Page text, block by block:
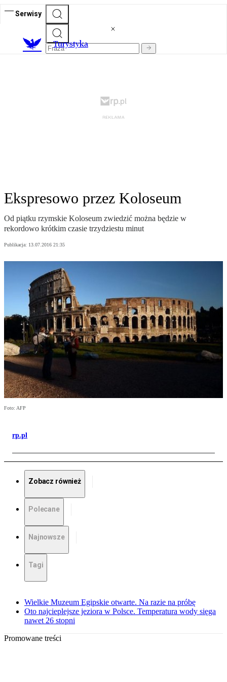
Serwisy
Turystyka
Ekspresowo przez Koloseum
Od piątku rzymskie Koloseum zwiedzić można będzie w
rekordowo krótkim czasie trzydziestu minut
Publikacja: 13.07.2016 21:35
Foto: AFP
rp.pl
Zobacz również
Polecane
Najnowsze
Tagi
Wielkie Muzeum Egipskie otwarte. Na razie na próbę
Oto najcieplejsze jeziora w Polsce. Temperatura wody sięga
nawet 26 stopni
Promowane treści